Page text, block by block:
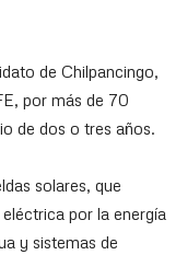
de Chilpancingo,
por más de 70
de dos o tres años.
solares, que
por la energía
y sistemas de